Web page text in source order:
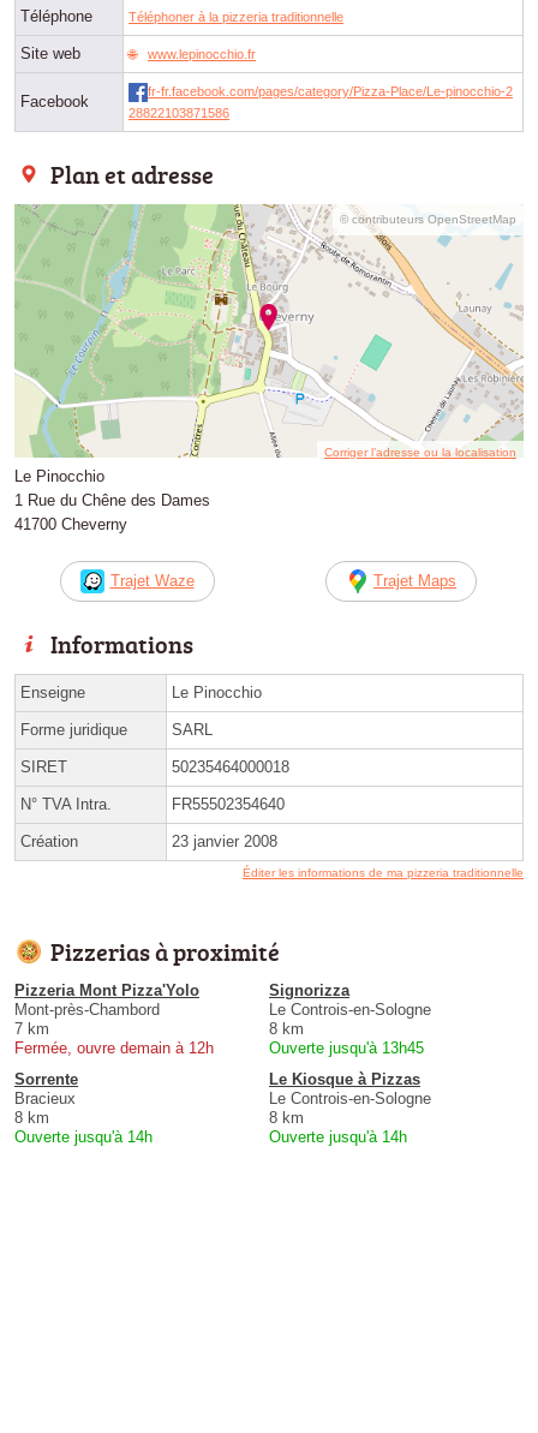
Téléphone Téléphoner à la pizzeria traditionnelle
Site web www.lepinocchio.fr
Facebook
fr-fr.facebook.com/pages/category/Pizza-Place/Le-pinocchio-2
28822103871586
Plan et adresse
© contributeurs OpenStreetMap
Corriger l’adresse ou la localisation
Le Pinocchio
1 Rue du Chêne des Dames
41700 Cheverny
Trajet Waze Trajet Maps
Informations
Enseigne Le Pinocchio
Forme juridique SARL
SIRET 50235464000018
N° TVA Intra. FR55502354640
Création 23 janvier 2008
Éditer les informations de ma pizzeria traditionnelle
Pizzerias à proximité
Pizzeria Mont Pizza'Yolo
Mont-près-Chambord
7 km
Fermée, ouvre demain à 12h
Signorizza
Le Controis-en-Sologne
8 km
Ouverte jusqu'à 13h45
Sorrente
Bracieux
8 km
Ouverte jusqu'à 14h
Le Kiosque à Pizzas
Le Controis-en-Sologne
8 km
Ouverte jusqu'à 14h